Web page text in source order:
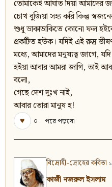
তোমাকেই আঘাত দিয়া আমাদের
চোখ বুজিয়া সহ্য করি কিন্তু
শুধু ডাকাডাকিতে কোনো ফল হইবে
প্রকটিত হউক। যদিই এই রুদ্র
মধ্যে, আমাদের মনুষ্যত্ব জাগে,
হইয়া আবার আমরা জাগি, তাই
বলো,
গেছে দেশ দুঃখ নাই,
আবার তোরা মানুষ হ!
♥
০ পরে পড়বো
বিদ্রোহী-দ্রোহের কবিতা
কাজী নজরুল ইসলাম